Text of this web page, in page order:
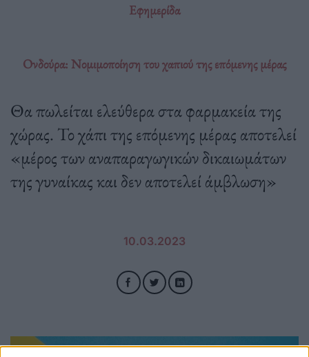
Εφημερίδα
Ονδούρα: Νομιμοποίηση του χαπιού της επόμενης μέρας
Θα πωλείται ελεύθερα στα φαρμακεία της
χώρας. Το χάπι της επόμενης μέρας αποτελεί
«μέρος των αναπαραγωγικών δικαιωμάτων
της γυναίκας και δεν αποτελεί άμβλωση»
10.03.2023